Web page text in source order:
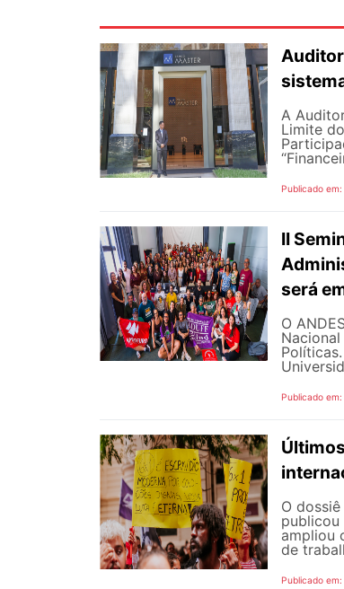
A
Limite
Publicado
II
será
O
Publicado
O
ampliou
de
Publicado